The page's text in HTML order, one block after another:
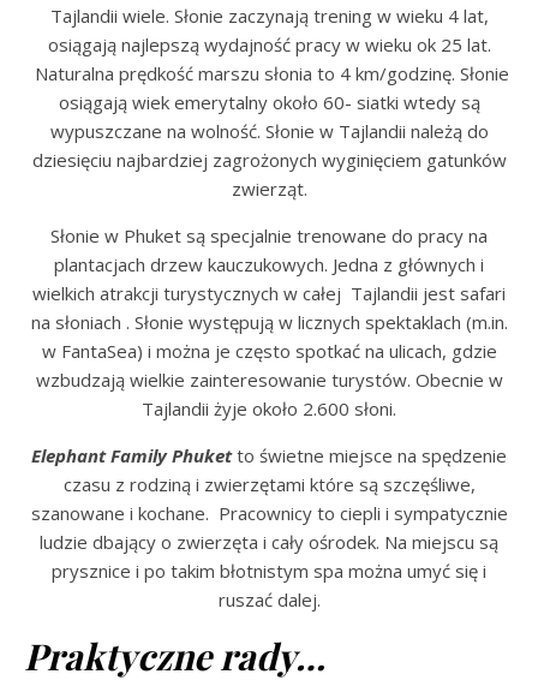
Tajlandii wiele. Słonie zaczynają trening w wieku 4 lat,
osiągają najlepszą wydajność pracy w wieku ok 25 lat.
Naturalna prędkość marszu słonia to 4 km/godzinę. Słonie
osiągają wiek emerytalny około 60- siatki wtedy są
wypuszczane na wolność. Słonie w Tajlandii należą do
dziesięciu najbardziej zagrożonych wyginięciem gatunków
zwierząt.
Słonie w Phuket są specjalnie trenowane do pracy na
plantacjach drzew kauczukowych. Jedna z głównych i
wielkich atrakcji turystycznych w całej Tajlandii jest safari
na słoniach . Słonie występują w licznych spektaklach (m.in.
w FantaSea) i można je często spotkać na ulicach, gdzie
wzbudzają wielkie zainteresowanie turystów. Obecnie w
Tajlandii żyje około 2.600 słoni.
Elephant Family Phuketto świetne miejsce na spędzenie
czasu z rodziną i zwierzętami które są szczęśliwe,
szanowane i kochane. Pracownicy to ciepli i sympatycznie
ludzie dbający o zwierzęta i cały ośrodek. Na miejscu są
prysznice i po takim błotnistym spa można umyć się i
ruszać dalej.
Praktyczne rady…